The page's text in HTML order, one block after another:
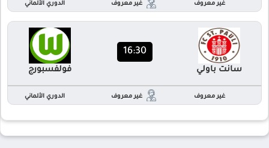
غير معروف غير معروف الدوري الألماني
سانت باولي
16:30
فولفسبورج
غير معروف غير معروف الدوري الألماني